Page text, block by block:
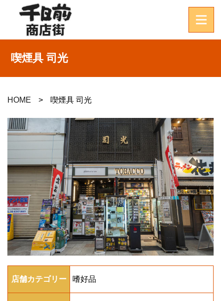
喫煙具 司光
HOME 喫煙具 司光
店舗カテゴリー 嗜好品